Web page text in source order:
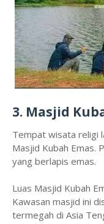
3. Masjid
Tempat wisata religi
Masjid Kubah Emas.
yang berlapis emas.
Luas Masjid Kubah
Kawasan masjid ini
termegah di Asia